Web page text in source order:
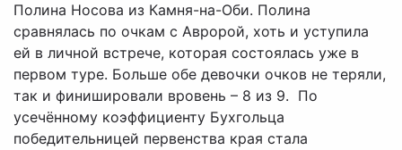
Полина Носова из Камня-на-Оби. Полина
сравнялась по очкам с Авророй, хоть и уступила
ей в личной встрече, которая состоялась уже в
первом туре. Больше обе девочки очков не теряли,
так и финишировали вровень – 8 из 9. По
усечённому коэффициенту Бухгольца
победительницей первенства края стала